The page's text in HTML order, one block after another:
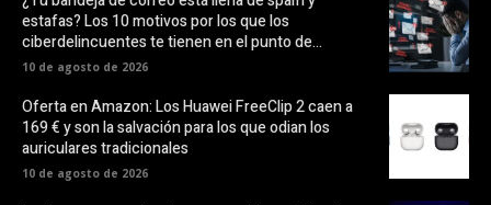
estafas? Los 10 motivos por los que los
ciberdelincuentes te tienen en el punto de...
10 de agosto de 2026
Oferta en Amazon: Los Huawei FreeClip 2 caen a
169 € y son la salvación para los que odian los
auriculares tradicionales
10 de agosto de 2026